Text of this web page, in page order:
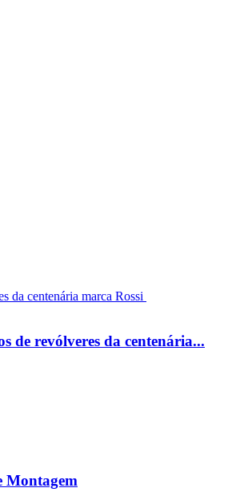
de revólveres da centenária...
Montagem